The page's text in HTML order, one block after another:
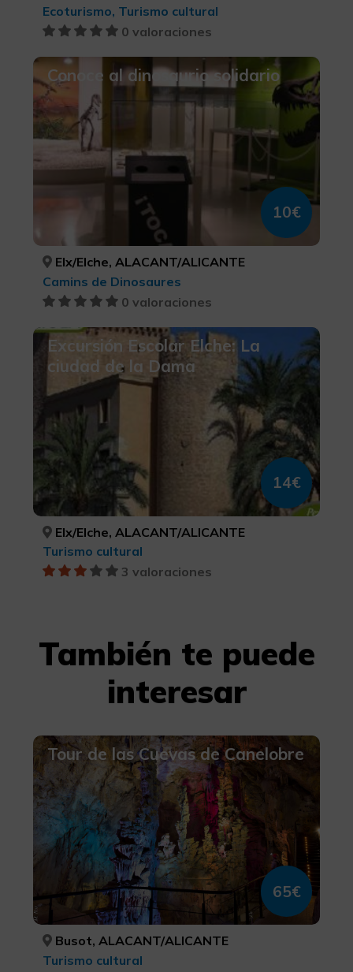
Ecoturismo, Turismo cultural
0 valoraciones
Conoce al dinosaurio solidario
10€
Elx/Elche, ALACANT/ALICANTE
Camins de Dinosaures
0 valoraciones
Excursión Escolar Elche: La
ciudad de la Dama
14€
Elx/Elche, ALACANT/ALICANTE
Turismo cultural
3 valoraciones
También te puede
interesar
Tour de las Cuevas de Canelobre
65€
Busot, ALACANT/ALICANTE
Turismo cultural